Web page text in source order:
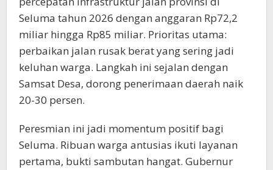
Seluma tahun 2026 dengan anggaran Rp72,2
miliar hingga Rp85 miliar. Prioritas utama:
perbaikan jalan rusak berat yang sering jadi
keluhan warga. Langkah ini sejalan dengan
Samsat Desa, dorong penerimaan daerah naik
20-30 persen.
Peresmian ini jadi momentum positif bagi
Seluma. Ribuan warga antusias ikuti layanan
pertama, bukti sambutan hangat. Gubernur